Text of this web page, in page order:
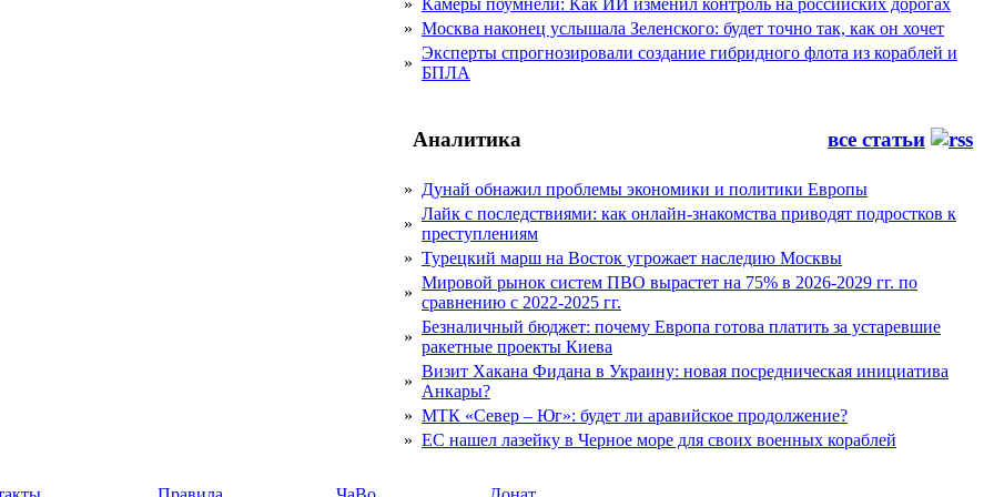
»
Камеры поумнели: Как ИИ изменил контроль на российских дорогах
» Москва наконец услышала Зеленского: будет точно так, как он хочет
»
Эксперты спрогнозировали создание гибридного флота из кораблей и
БПЛА
Аналитика все статьи
» Дунай обнажил проблемы экономики и политики Европы
»
Лайк с последствиями: как онлайн-знакомства приводят подростков к
преступлениям
» Турецкий марш на Восток угрожает наследию Москвы
»
Мировой рынок систем ПВО вырастет на 75% в 2026-2029 гг. по
сравнению с 2022-2025 гг.
»
Безналичный бюджет: почему Европа готова платить за устаревшие
ракетные проекты Киева
»
Визит Хакана Фидана в Украину: новая посредническая инициатива
Анкары?
» МТК «Север – Юг»: будет ли аравийское продолжение?
» ЕС нашел лазейку в Черное море для своих военных кораблей